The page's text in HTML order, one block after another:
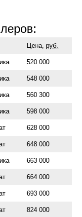
Цена, руб.
520 000
548 000
560 300
598 000
628 000
648 000
663 000
664 000
693 000
824 000